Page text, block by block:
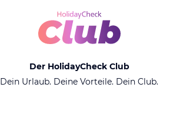
Der HolidayCheck Club
Dein Urlaub. Deine Vorteile. Dein Club.